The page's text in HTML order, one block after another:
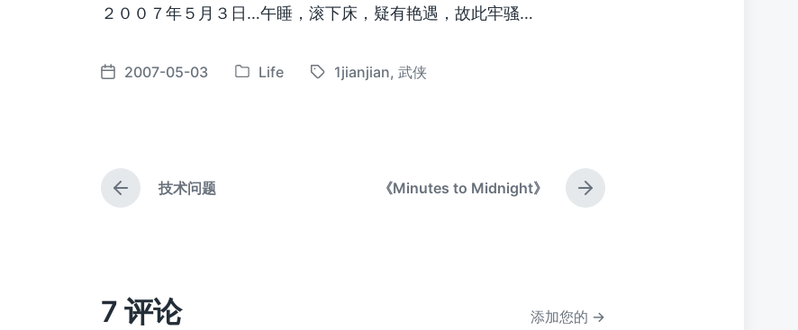
２００７年５月３日…午睡，滚下床，疑有艳遇，故此牢骚…
发
2007-05-03
发
Life
标
1jianjian, 武侠
上
篇
技术问题
下
篇
《Minutes to Midnight》
7 评论 添加您的 →